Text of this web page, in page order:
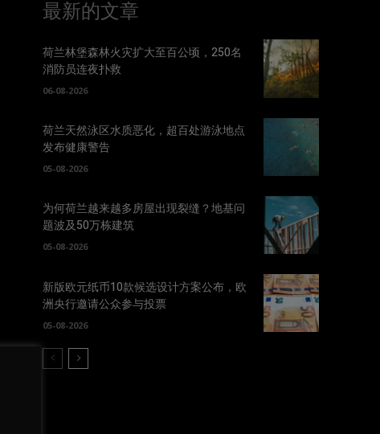
最新的文章
荷兰林堡森林火灾扩大至百公顷，250名
消防员连夜扑救
06-08-2026
荷兰天然泳区水质恶化，超百处游泳地点
发布健康警告
05-08-2026
为何荷兰越来越多房屋出现裂缝？地基问
题波及50万栋建筑
05-08-2026
新版欧元纸币10款候选设计方案公布，欧
洲央行邀请公众参与投票
05-08-2026